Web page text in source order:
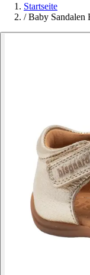
Startseite
/ Baby Sandalen